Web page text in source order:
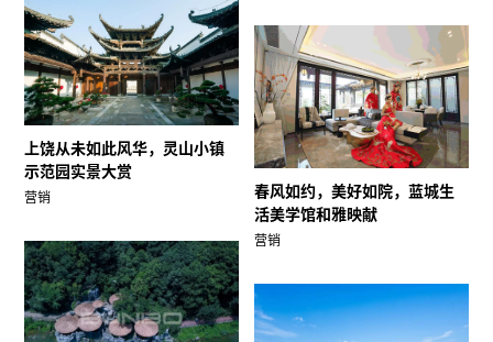
上饶从未如此风华，灵山小镇
示范园实景大赏
营销
春风如约，美好如院，蓝城生
活美学馆和雅映献
营销